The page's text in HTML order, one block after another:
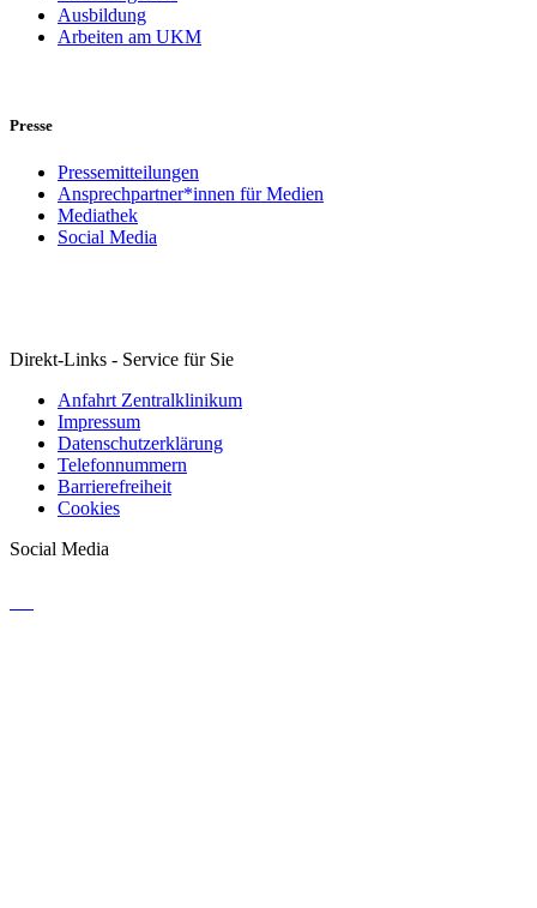
Ausbildung
Arbeiten am UKM
Presse
Pressemitteilungen
Ansprechpartner*innen für Medien
Mediathek
Social Media
Direkt-Links - Service für Sie
Anfahrt Zentralklinikum
Impressum
Datenschutzerklärung
Telefonnummern
Barrierefreiheit
Cookies
Social Media